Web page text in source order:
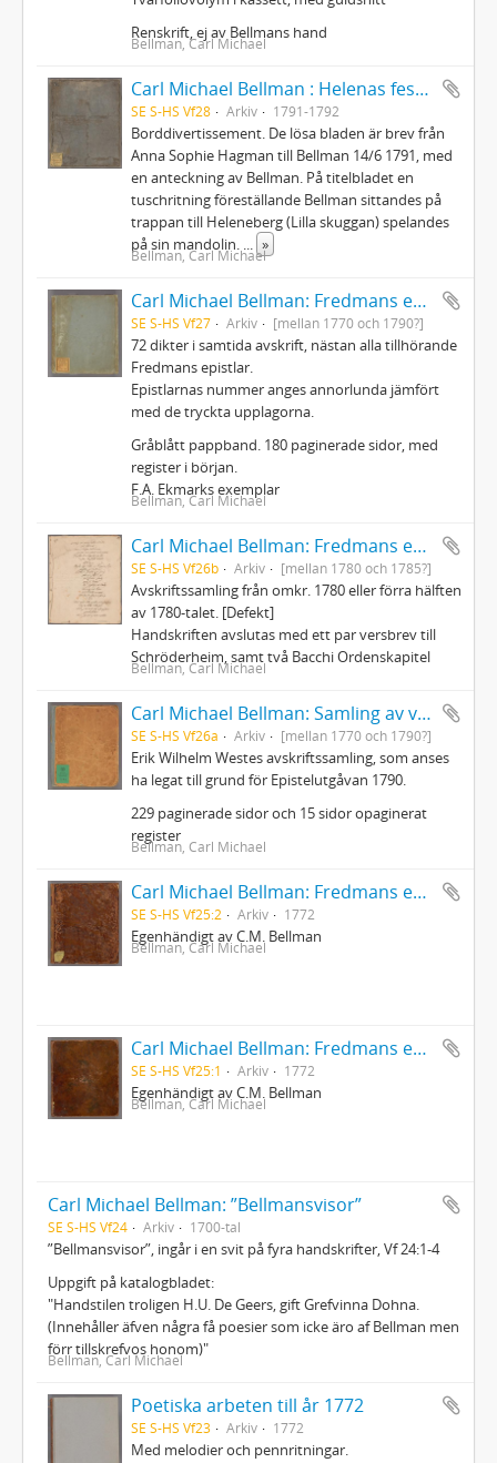
Renskrift, ej av Bellmans hand
Bellman, Carl Michael
Carl Michael Bellman : Helenas fest d. 31 Juli 1792
SE S-HS Vf28 Arkiv 1791-1792
Borddivertissement. De lösa bladen är brev från
Anna Sophie Hagman till Bellman 14/6 1791, med
en anteckning av Bellman. På titelbladet en
tuschritning föreställande Bellman sittandes på
trappan till Heleneberg (Lilla skuggan) spelandes
på sin mandolin.
»
Bellman, Carl Michael
Carl Michael Bellman: Fredmans epistlar m.m.
SE S-HS Vf27 Arkiv [mellan 1770 och 1790?]
72 dikter i samtida avskrift, nästan alla tillhörande
Fredmans epistlar.
Epistlarnas nummer anges annorlunda jämfört
med de tryckta upplagorna.
Gråblått pappband. 180 paginerade sidor, med
register i början.
F.A. Ekmarks exemplar
Bellman, Carl Michael
Carl Michael Bellman: Fredmans epistlar och sånger m.fl. Bellman-texter
SE S-HS Vf26b Arkiv [mellan 1780 och 1785?]
Avskriftssamling från omkr. 1780 eller förra hälften
av 1780-talet. [Defekt]
Handskriften avslutas med ett par versbrev till
Schröderheim, samt två Bacchi Ordenskapitel
Bellman, Carl Michael
Carl Michael Bellman: Samling av visor och mindre poemer
SE S-HS Vf26a Arkiv [mellan 1770 och 1790?]
Erik Wilhelm Westes avskriftssamling, som anses
ha legat till grund för Epistelutgåvan 1790.
229 paginerade sidor och 15 sidor opaginerat
register
Bellman, Carl Michael
Carl Michael Bellman: Fredmans epistlar [dedicerade till J.D. Duwall] Del 2
SE S-HS Vf25:2 Arkiv 1772
Egenhändigt av C.M. Bellman
Bellman, Carl Michael
Carl Michael Bellman: Fredmans epistlar [dedicerade till J.D. Duwall] Del 1
SE S-HS Vf25:1 Arkiv 1772
Egenhändigt av C.M. Bellman
Bellman, Carl Michael
Carl Michael Bellman: ”Bellmansvisor”
SE S-HS Vf24 Arkiv 1700-tal
”Bellmansvisor”, ingår i en svit på fyra handskrifter, Vf 24:1-4
Uppgift på katalogbladet:
"Handstilen troligen H.U. De Geers, gift Grefvinna Dohna.
(Innehåller äfven några få poesier som icke äro af Bellman men
förr tillskrefvos honom)"
Bellman, Carl Michael
Poetiska arbeten till år 1772
SE S-HS Vf23 Arkiv 1772
Med melodier och pennritningar.